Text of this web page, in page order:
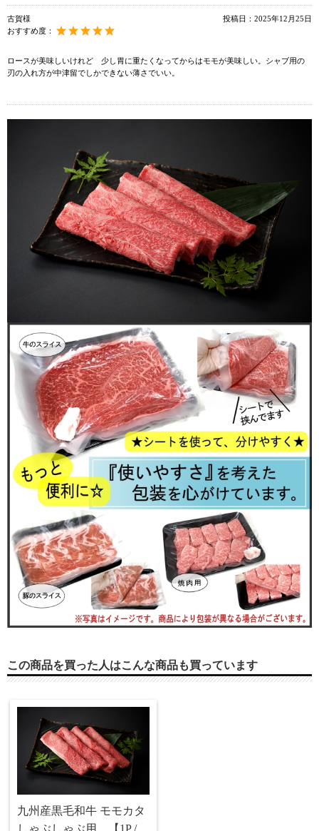
古賀様 投稿日： 2025年12月25日
おすすめ度：
ロースが美味しいけれど 少し胃に重たくなってからはモモが美味しい。シャブ用の
刃の入れ方が中津留でしかできない薄さでいい。
この商品を買った人はこんな商品も買っています
九州産黒毛和牛 モモカタ
しゃぶしゃぶ用 【1P /